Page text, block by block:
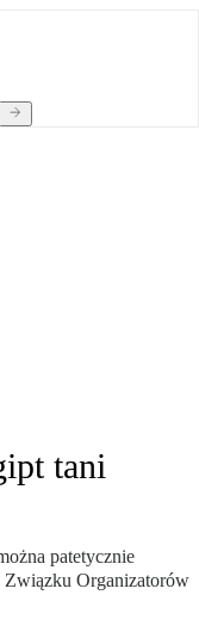
tani
patetycznie
Związku Organizatorów